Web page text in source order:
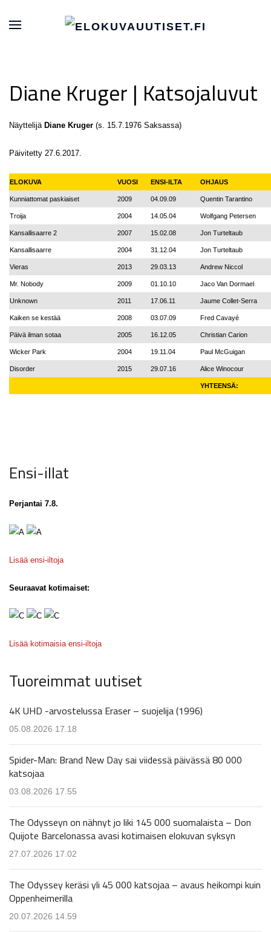
Diane Kruger | Katsojaluvut
Näyttelijä Diane Kruger (s. 15.7.1976 Saksassa)
Päivitetty 27.6.2017.
ELOKUVA VUOSI ENSI-ILTA OHJAUS
Kunniattomat paskiaiset 2009 04.09.09 Quentin Tarantino
Troija 2004 14.05.04 Wolfgang Petersen
Kansallisaarre 2 2007 15.02.08 Jon Turteltaub
Kansallisaarre 2004 31.12.04 Jon Turteltaub
Vieras 2013 29.03.13 Andrew Niccol
Mr. Nobody 2009 01.10.10 Jaco Van Dormael
Unknown 2011 17.06.11 Jaume Collet-Serra
Kaiken se kestää 2008 03.07.09 Fred Cavayé
Päivä ilman sotaa 2005 16.12.05 Christian Carion
Wicker Park 2004 19.11.04 Paul McGuigan
Disorder 2015 29.07.16 Alice Winocour
YHTEENSÄ:
Ensi-illat
Perjantai 7.8.
Lisää ensi-iltoja
Seuraavat kotimaiset:
Lisää kotimaisia ensi-iltoja
Tuoreimmat uutiset
4K UHD -arvostelussa Eraser – suojelija (1996)
05.08.2026 17.18
Spider-Man: Brand New Day sai viidessä päivässä 80 000
katsojaa
03.08.2026 17.55
The Odysseyn on nähnyt jo liki 145 000 suomalaista – Don
Quijote Barcelonassa avasi kotimaisen elokuvan syksyn
27.07.2026 17.02
The Odyssey keräsi yli 45 000 katsojaa – avaus heikompi kuin
Oppenheimerilla
20.07.2026 14.59